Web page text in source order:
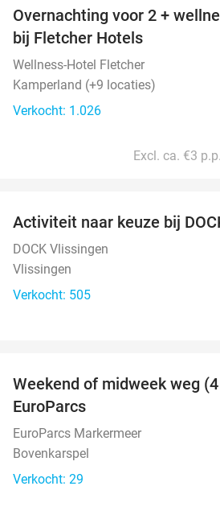
Overnachting voor 2 +
bij Fletcher Hotels
Wellness-Hotel Fletcher
Kamperland (+9 locaties)
Verkocht: 1.026
Excl. ca. €3
Activiteit naar keuze bij
DOCK Vlissingen
Vlissingen
Verkocht: 505
Weekend of midweek weg
EuroParcs
EuroParcs Markermeer
Bovenkarspel
Verkocht: 29